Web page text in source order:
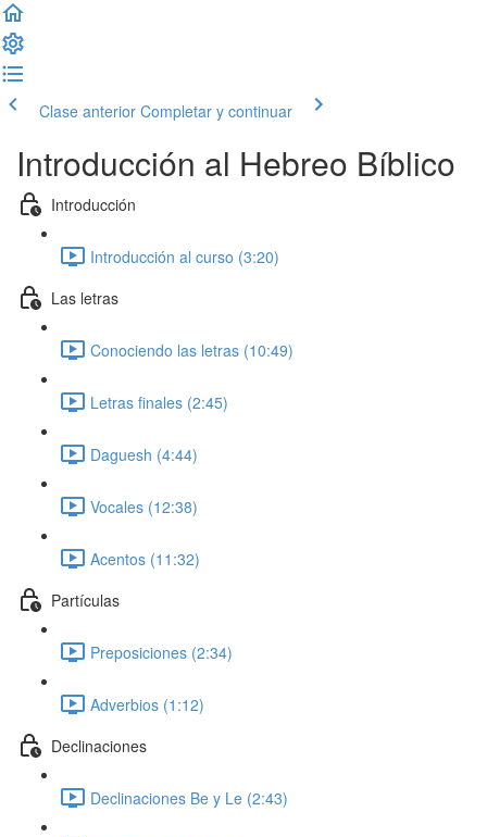
Clase anterior Completar y continuar
Introducción al Hebreo Bíblico
Introducción
Introducción al curso (3:20)
Las letras
Conociendo las letras (10:49)
Letras finales (2:45)
Daguesh (4:44)
Vocales (12:38)
Acentos (11:32)
Partículas
Preposiciones (2:34)
Adverbios (1:12)
Declinaciones
Declinaciones Be y Le (2:43)